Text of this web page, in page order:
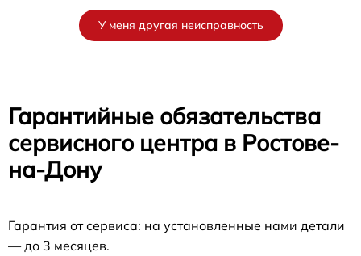
У меня другая неисправность
Гарантийные обязательства
сервисного центра в Ростове-
на-Дону
Гарантия от сервиса: на установленные нами детали
— до 3 месяцев.